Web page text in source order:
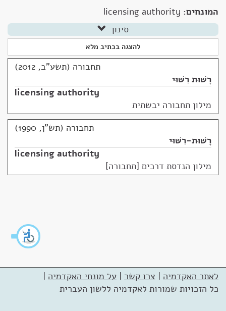
המונחים: licensing authority
סינון
להצגה בכתיב מלא
תחבורה (תשע"ב, 2012)
רָשׁוּת רִשּׁוּי
licensing authority
מילון תחבורה יבשתית
תחבורה (תש"ן, 1990)
רָשׁוּת-רִשּׁוּי
licensing authority
מילון הנדסת דרכים [תחבורה]
לאתר האקדמיה | צרו קשר | על מונחי האקדמיה |
כל הזכויות שמורות לאקדמיה ללשון העברית